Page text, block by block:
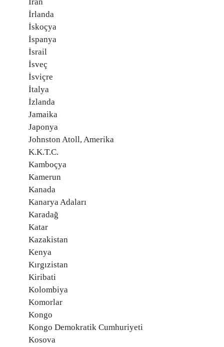
İrlanda
İskoçya
İspanya
İsrail
İsveç
İsviçre
İtalya
İzlanda
Jamaika
Japonya
Johnston Atoll, Amerika
K.K.T.C.
Kamboçya
Kamerun
Kanada
Kanarya Adaları
Karadağ
Katar
Kazakistan
Kenya
Kırgızistan
Kiribati
Kolombiya
Komorlar
Kongo
Kongo Demokratik Cumhuriyeti
Kosova